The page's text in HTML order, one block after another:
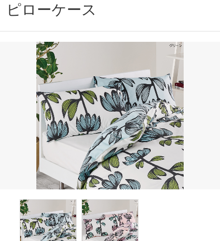
ピローケース